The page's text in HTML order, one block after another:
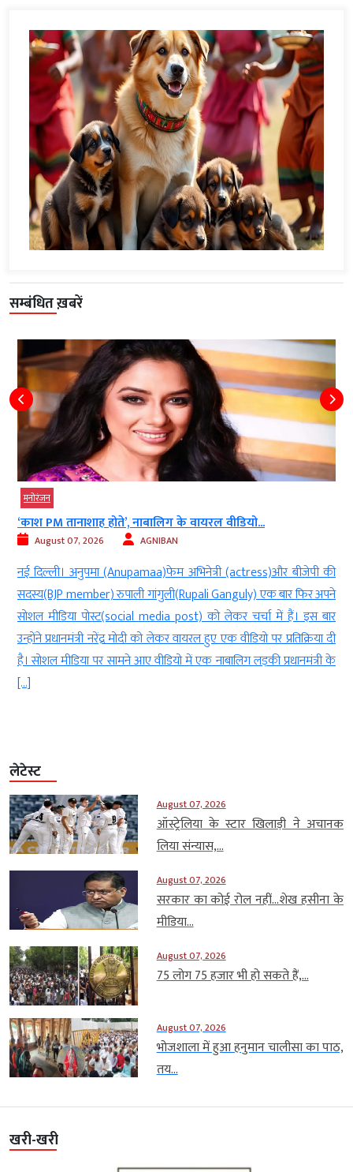
सम्बंधित ख़बरें
मनोरंजन
‘काश PM तानाशाह होते’, नाबालिग के वायरल वीडियो...
August 07, 2026 AGNIBAN
नई दिल्ली। अनुपमा (Anupamaa)फेम अभिनेत्री (actress)और बीजेपी की
सदस्य(BJP member) रुपाली गांगुली(Rupali Ganguly) एक बार फिर अपने
सोशल मीडिया पोस्ट(social media post) को लेकर चर्चा में हैं। इस बार
उन्होंने प्रधानमंत्री नरेंद्र मोदी को लेकर वायरल हुए एक वीडियो पर प्रतिक्रिया दी
है। सोशल मीडिया पर सामने आए वीडियो में एक नाबालिग लड़की प्रधानमंत्री के
[…]
लेटेस्ट
August 07, 2026
ऑस्ट्रेलिया के स्टार खिलाड़ी ने अचानक
लिया संन्यास,...
August 07, 2026
सरकार का कोई रोल नहीं…शेख हसीना के
मीडिया...
August 07, 2026
75 लोग 75 हजार भी हो सकते हैं,...
August 07, 2026
भोजशाला में हुआ हनुमान चालीसा का पाठ,
तय...
खरी-खरी